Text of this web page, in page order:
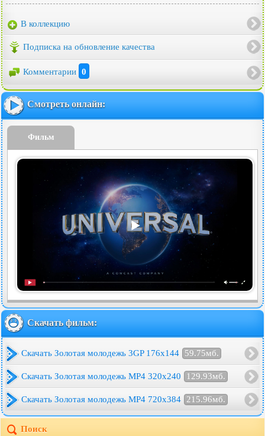
В коллекцию
Подписка на обновление качества
Комментарии 0
Смотреть онлайн:
Фильм
Скачать фильм:
Скачать Золотая молодежь 3GP 176x144 59.75мб.
Скачать Золотая молодежь MP4 320x240 129.93мб.
Скачать Золотая молодежь MP4 720x384 215.96мб.
Поиск